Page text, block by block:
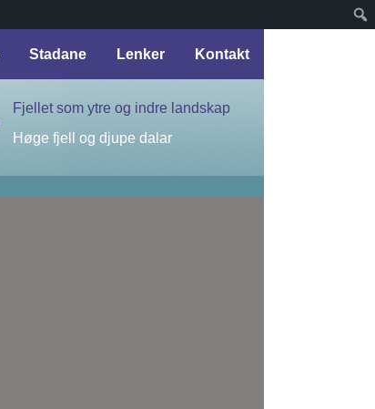
Stadane Lenker Kontakt
Fjellet som ytre og indre landskap
Høge fjell og djupe dalar